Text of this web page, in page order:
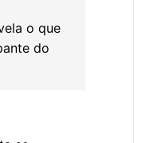
o que
do